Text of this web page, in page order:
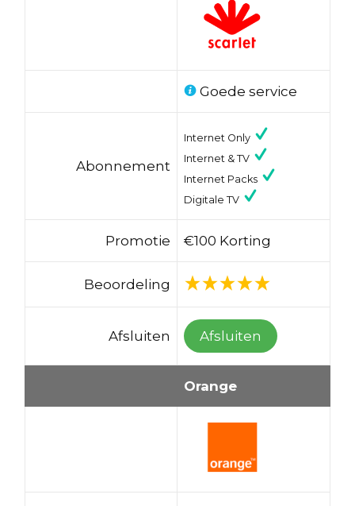
Goede service
Abonnement
Internet Only
Internet & TV
Internet Packs
Digitale TV
Promotie €100 Korting
Beoordeling
Afsluiten Afsluiten
Orange